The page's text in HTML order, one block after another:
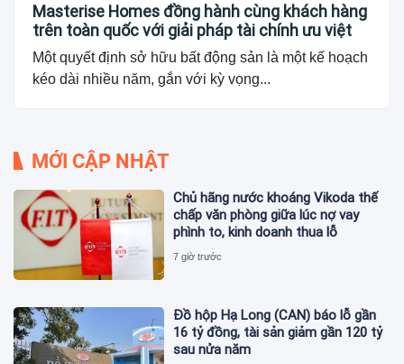
Masterise Homes đồng hành cùng khách hàng
trên toàn quốc với giải pháp tài chính ưu việt
Một quyết định sở hữu bất động sản là một kế hoạch
kéo dài nhiều năm, gắn với kỳ vọng...
MỚI CẬP NHẬT
Chủ hãng nước khoáng Vikoda thế
chấp văn phòng giữa lúc nợ vay
phình to, kinh doanh thua lỗ
7 giờ trước
Đồ hộp Hạ Long (CAN) báo lỗ gần
16 tỷ đồng, tài sản giảm gần 120 tỷ
sau nửa năm